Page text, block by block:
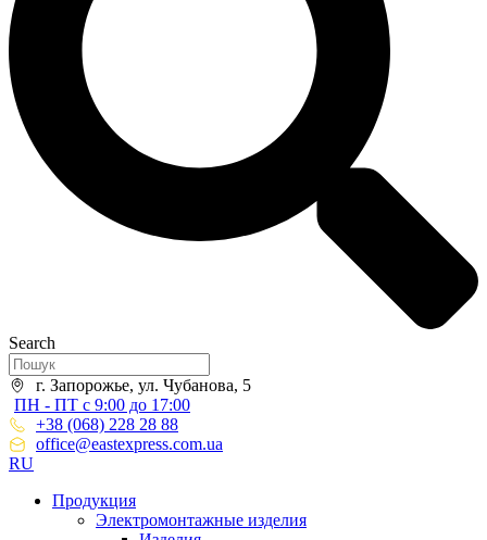
Search
г. Запорожье, ул. Чубанова, 5
ПН - ПТ с 9:00 до 17:00
+38 (068) 228 28 88
office@eastexpress.com.ua
RU
Продукция
Электромонтажные изделия